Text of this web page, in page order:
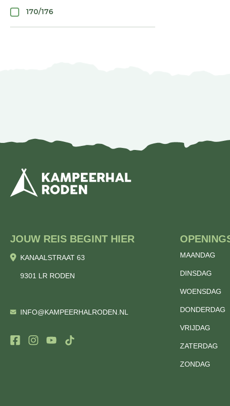
170/176
JOUW REIS BEGINT HIER
KANAALSTRAAT 63
9301 LR RODEN
INFO@KAMPEERHALRODEN.NL
MAANDAG
DINSDAG
WOENSDAG
DONDERDAG
VRIJDAG
ZATERDAG
ZONDAG